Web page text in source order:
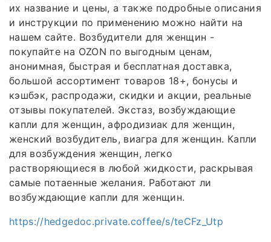
их название и цены, а также подробные описания
и инструкции по применению можно найти на
нашем сайте. Возбудители для женщин -
покупайте на OZON по выгодным ценам,
анонимная, быстрая и бесплатная доставка,
большой ассортимент товаров 18+, бонусы и
кэшбэк, распродажи, скидки и акции, реальные
отзывы покупателей. Экстаз, возбуждающие
капли для женщин, афродизиак для женщин,
женский возбудитель, виагра для женщин. Капли
для возбуждения женщин, легко
растворяющиеся в любой жидкости, раскрывая
самые потаенные желания. Работают ли
возбуждающие капли для женщин.
https://hedgedoc.private.coffee/s/teCFz_Utp